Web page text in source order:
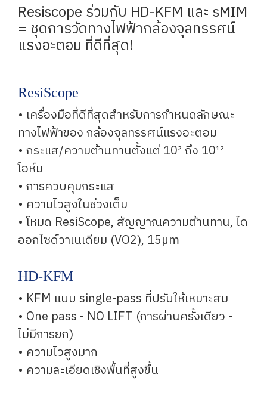
Resiscope ร่วมกับ HD-KFM และ sMIM
= ชุดการวัดทางไฟฟ้ากล้องจุลทรรศน์
แรงอะตอม ที่ดีที่สุด!
ResiScope
• เครื่องมือที่ดีที่สุดสำหรับการกำหนดลักษณะ
ทางไฟฟ้าของ กล้องจุลทรรศน์แรงอะตอม
• กระแส/ความต้านทานตั้งแต่ 10² ถึง 10¹²
โอห์ม
• การควบคุมกระแส
• ความไวสูงในช่วงเต็ม
• โหมด ResiScope, สัญญาณความต้านทาน, ได
ออกไซด์วาเนเดียม (VO2), 15µm
HD-KFM
• KFM แบบ single-pass ที่ปรับให้เหมาะสม
• One pass - NO LIFT (การผ่านครั้งเดียว -
ไม่มีการยก)
• ความไวสูงมาก
• ความละเอียดเชิงพื้นที่สูงขึ้น